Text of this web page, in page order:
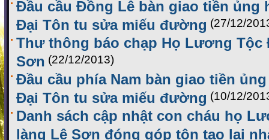
Đầu cầu Đồng Lê bàn giao tiền ủng
Đại Tôn tu sửa miếu đường (27/12/
Thư thông báo chạp Họ Lương Tộc
Sơn (22/12/2013)
Đầu cầu phía Nam bàn giao tiền
Đại Tôn tu sửa miếu đường (10/12/
Danh sách cập nhật con cháu họ
làng Lệ Sơn đóng góp tôn tạo lại